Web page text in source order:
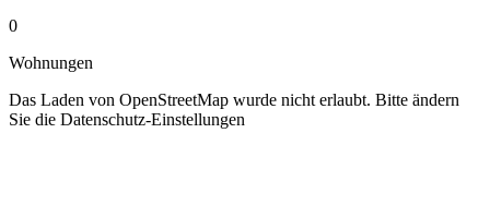
0
Wohnungen
Das Laden von OpenStreetMap wurde nicht erlaubt. Bitte ändern
Sie die Datenschutz-Einstellungen